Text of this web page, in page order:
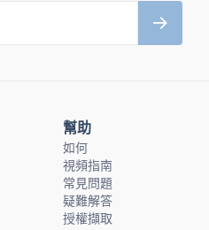
幫助
如何
視頻指南
常見問題
疑難解答
授權擷取